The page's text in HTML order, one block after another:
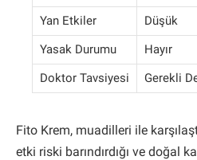
Yan Etkiler
Düşük
Yasak Durumu
Hayır
Doktor Tavsiyesi
Gerekli
Fito Krem, muadilleri ile
etki riski barındırdığı ve doğal